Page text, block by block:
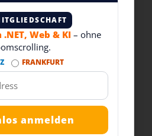
Web & KI – ohne
FRANKFURT